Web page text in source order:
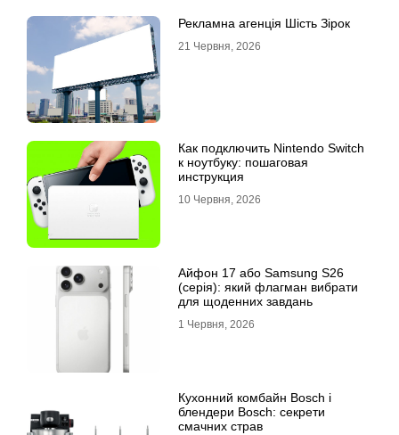
Рекламна агенція Шість Зірок
21 Червня, 2026
Как подключить Nintendo Switch
к ноутбуку: пошаговая
инструкция
10 Червня, 2026
Айфон 17 або Samsung S26
(серія): який флагман вибрати
для щоденних завдань
1 Червня, 2026
Кухонний комбайн Bosch і
блендери Bosch: секрети
смачних страв